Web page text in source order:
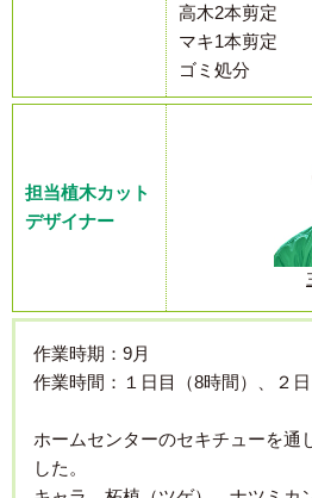
高木2本剪定
マキ1本剪定
ゴミ処分
担当植木カット
デザイナー
作業時期：9月
作業時間：１日目（8時間）、２日
ホームセンターのセキチューを通
した。